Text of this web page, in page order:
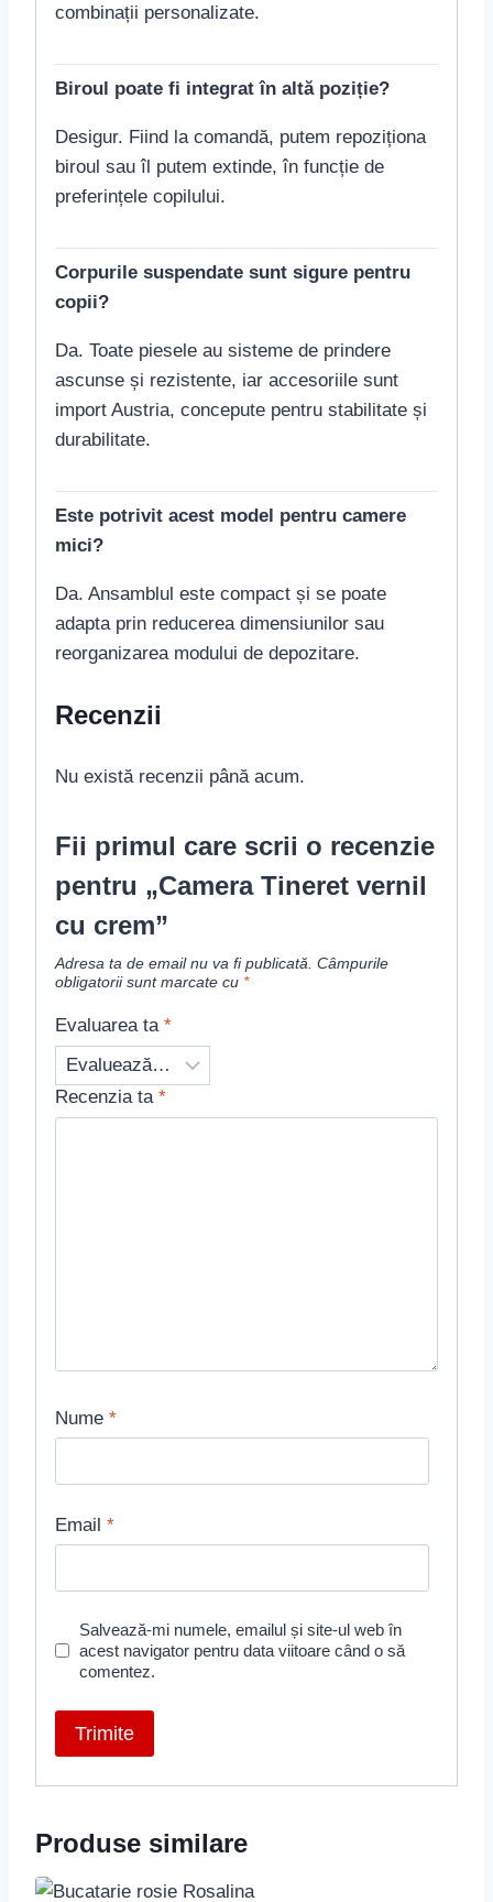
combinații personalizate.
Biroul poate fi integrat în altă poziție?
Desigur. Fiind la comandă, putem repoziționa
biroul sau îl putem extinde, în funcție de
preferințele copilului.
Corpurile suspendate sunt sigure pentru
copii?
Da. Toate piesele au sisteme de prindere
ascunse și rezistente, iar accesoriile sunt
import Austria, concepute pentru stabilitate și
durabilitate.
Este potrivit acest model pentru camere
mici?
Da. Ansamblul este compact și se poate
adapta prin reducerea dimensiunilor sau
reorganizarea modului de depozitare.
Recenzii
Nu există recenzii până acum.
Fii primul care scrii o recenzie
pentru „Camera Tineret vernil
cu crem”
Adresa ta de email nu va fi publicată. Câmpurile
obligatorii sunt marcate cu *
Evaluarea ta *
Recenzia ta *
Nume *
Email *
Salvează-mi numele, emailul și site-ul web în
acest navigator pentru data viitoare când o să
comentez.
Produse similare